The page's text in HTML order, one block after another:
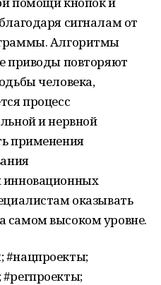
сигналам от
Алгоритмы
приводы повторяют
человека,
процесс
и нервной
применения
инновационных
оказывать
высоком уровне.
#нацпроекты;